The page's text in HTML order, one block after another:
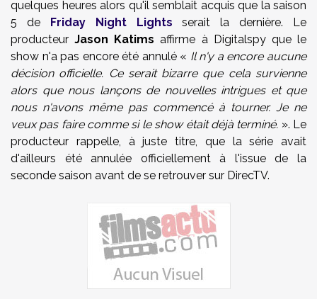
quelques heures alors qu'il semblait acquis que la saison
5 de Friday Night Lights serait la dernière. Le
producteurJason Katimsaffirme à Digitalspy que le
show n'a pas encore été annulé « Il n'y a encore aucune
décision officielle. Ce serait bizarre que cela survienne
alors que nous lançons de nouvelles intrigues et que
nous n'avons même pas commencé à tourner. Je ne
veux pas faire comme si le show était déjà terminé. ». Le
producteur rappelle, à juste titre, que la série avait
d'ailleurs été annulée officiellement à l'issue de la
seconde saison avant de se retrouver sur DirecTV.